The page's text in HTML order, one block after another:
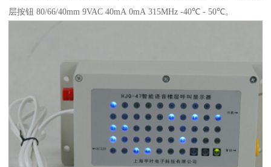
层按钮 80/66/40mm 9VAC 40mA 0mA 315MHz -40℃ - 50℃。